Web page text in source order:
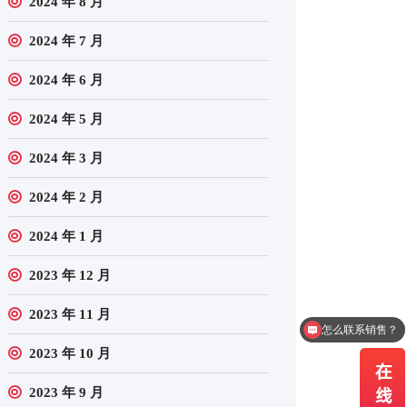
2024 年 7 月
2024 年 6 月
2024 年 5 月
2024 年 3 月
2024 年 2 月
2024 年 1 月
2023 年 12 月
2023 年 11 月
2023 年 10 月
2023 年 9 月
怎么联系销售？